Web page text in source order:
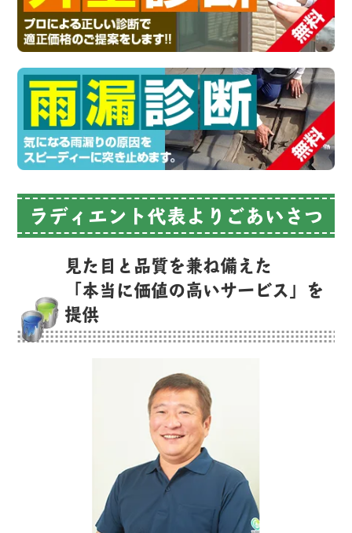
ラディエント代表よりごあいさつ
見た目と品質を兼ね備えた
「本当に価値の高いサービス」を
提供